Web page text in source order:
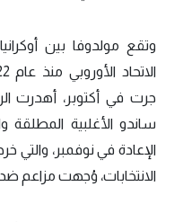
وتقع مولدوفا بين
جرت في أكتوبر، أهدرت
ساندو الأغلبية المطلقة
الإعادة في نوفمبر، والتي
الانتخابات، وُجهت مزاعم